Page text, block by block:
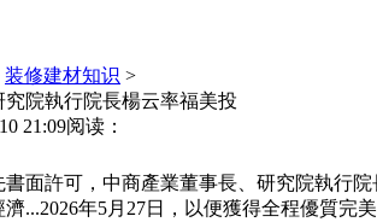
装修建材知识 >
院執行院長楊云率福美投
21:09阅读：
許可，中商產業董事長、研究院執行院
...2026年5月27日，以便獲得全程優質